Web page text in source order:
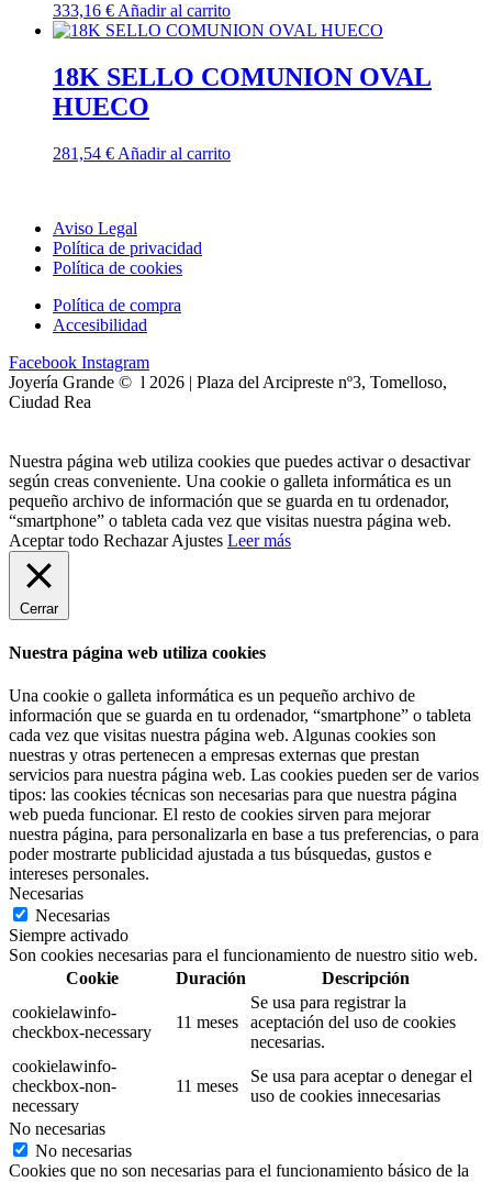
333,16 € Añadir al carrito
18K SELLO COMUNION OVAL
HUECO
281,54 € Añadir al carrito
Aviso Legal
Política de privacidad
Política de cookies
Política de compra
Accesibilidad
Facebook Instagram
Joyería Grande © l 2026 | Plaza del Arcipreste nº3, Tomelloso,
Ciudad Rea
Nuestra página web utiliza cookies que puedes activar o desactivar
según creas conveniente. Una cookie o galleta informática es un
pequeño archivo de información que se guarda en tu ordenador,
“smartphone” o tableta cada vez que visitas nuestra página web.
Aceptar todo Rechazar Ajustes Leer más
Cerrar
Nuestra página web utiliza cookies
Una cookie o galleta informática es un pequeño archivo de
información que se guarda en tu ordenador, “smartphone” o tableta
cada vez que visitas nuestra página web. Algunas cookies son
nuestras y otras pertenecen a empresas externas que prestan
servicios para nuestra página web. Las cookies pueden ser de varios
tipos: las cookies técnicas son necesarias para que nuestra página
web pueda funcionar. El resto de cookies sirven para mejorar
nuestra página, para personalizarla en base a tus preferencias, o para
poder mostrarte publicidad ajustada a tus búsquedas, gustos e
intereses personales.
Necesarias
Necesarias
Siempre activado
Son cookies necesarias para el funcionamiento de nuestro sitio web.
Cookie
Duración
Descripción
cookielawinfo-
checkbox-necessary
11 meses
Se usa para registrar la
aceptación del uso de cookies
necesarias.
cookielawinfo-
checkbox-non-
necessary
11 meses
Se usa para aceptar o denegar el
uso de cookies innecesarias
No necesarias
No necesarias
Cookies que no son necesarias para el funcionamiento básico de la